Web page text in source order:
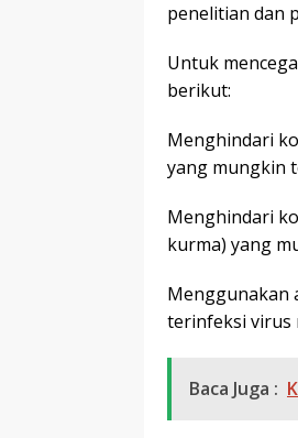
penelitian dan
Untuk
berikut:
Menghindari
yang mungkin
Menghindari
kurma) yang
Menggunakan
terinfeksi virus
Baca Juga :